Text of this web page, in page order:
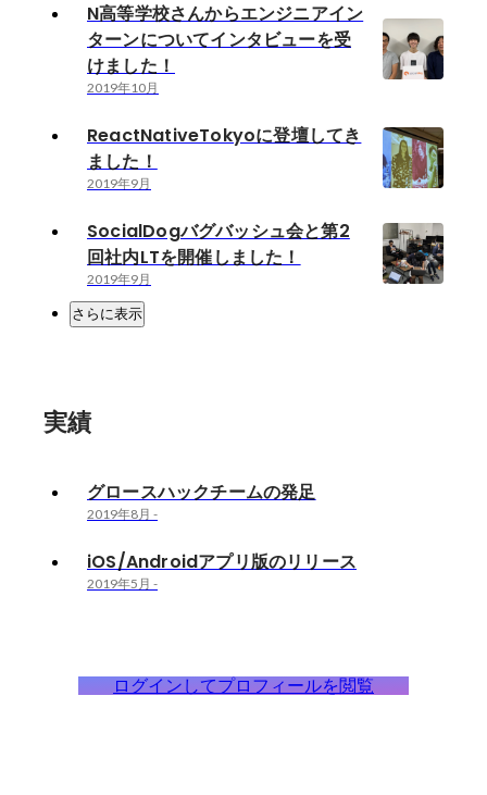
N高等学校さんからエンジニアイン
ターンについてインタビューを受
けました！
2019年10月
ReactNativeTokyoに登壇してき
ました！
2019年9月
SocialDogバグバッシュ会と第2
回社内LTを開催しました！
2019年9月
さらに表示
実績
グロースハックチームの発足
2019年8月 -
iOS/Androidアプリ版のリリース
2019年5月 -
ログインしてプロフィールを閲覧